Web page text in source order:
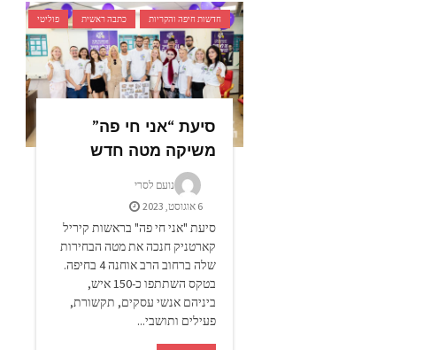
חדשות חיפה והקריות כתבה ראשית פוליטי
סיעת “אני חי פה”
משיקה מטה חדש
נועם לסרי
6 אוגוסט, 2023
סיעת "אני חי פה" בראשות קיריל
קארטניק חנכה את מטה הבחירות
שלה ברחוב הרב אוחנה 4 בחיפה.
בטקס השתתפו כ-150 איש,
ביניהם אנשי עסקים, תקשורת,
פעילים ותושבי...